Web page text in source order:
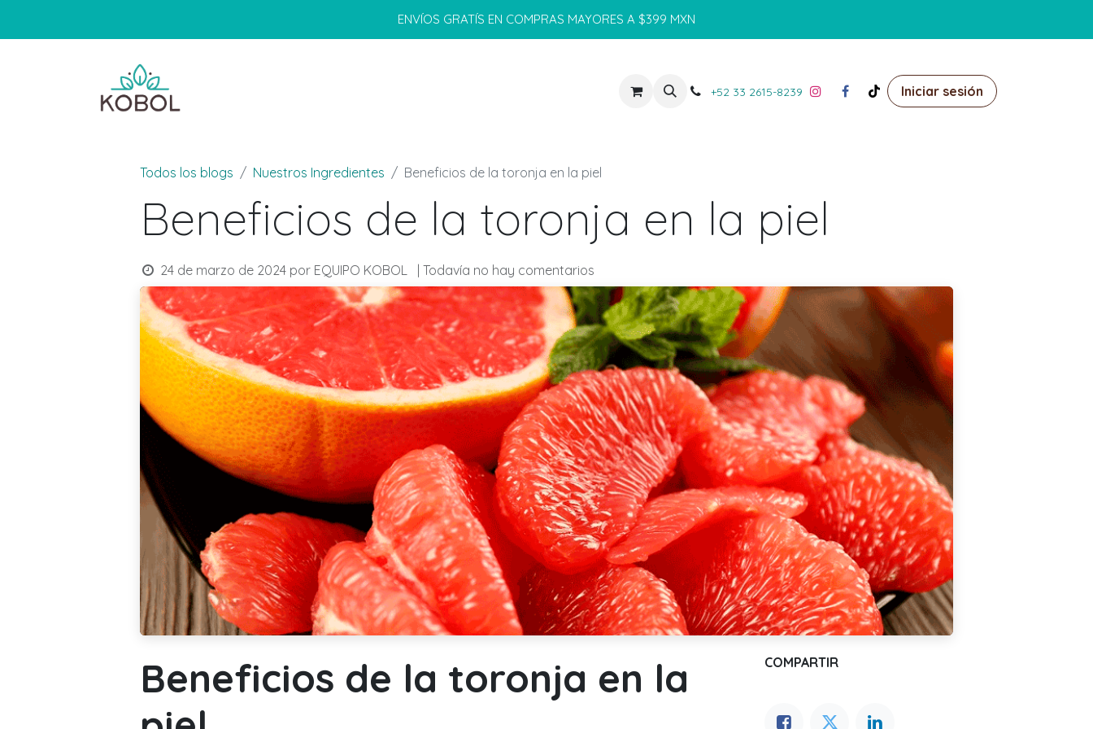
ENVÍOS GRATÍS EN COMPRAS MAYORES A $399 MXN
+52 33 2615-8239 Iniciar sesión
Todos los blogs Nuestros Ingredientes Beneficios de la toronja en la piel
Beneficios de la toronja en la piel
24 de marzo de 2024 por EQUIPO KOBOL | Todavía no hay comentarios
Beneficios de la toronja en la
COMPARTIR